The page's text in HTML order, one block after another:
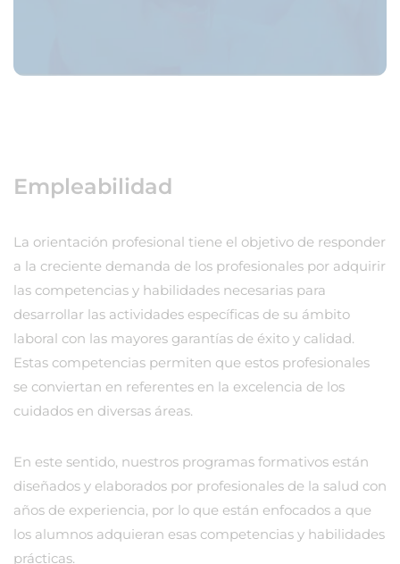
Empleabilidad
La orientación profesional tiene el objetivo de responder
a la creciente demanda de los profesionales por adquirir
las competencias y habilidades necesarias para
desarrollar las actividades específicas de su ámbito
laboral con las mayores garantías de éxito y calidad.
Estas competencias permiten que estos profesionales
se conviertan en referentes en la excelencia de los
cuidados en diversas áreas.
En este sentido, nuestros programas formativos están
diseñados y elaborados por profesionales de la salud con
años de experiencia, por lo que están enfocados a que
los alumnos adquieran esas competencias y habilidades
prácticas.